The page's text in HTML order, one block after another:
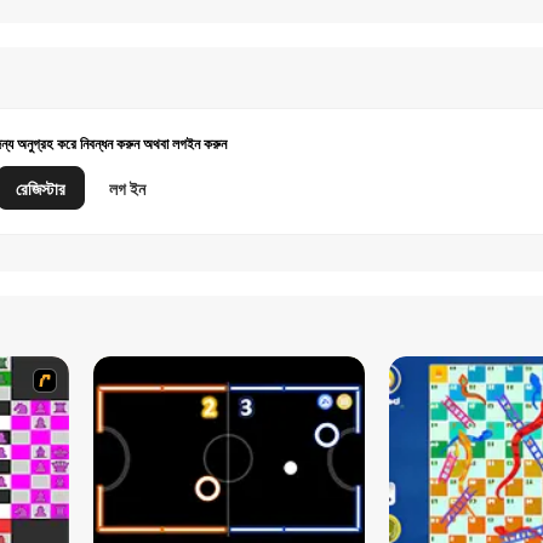
অনুগ্রহ করে নিবন্ধন করুন অথবা লগইন করুন
রেজিস্টার লগ ইন